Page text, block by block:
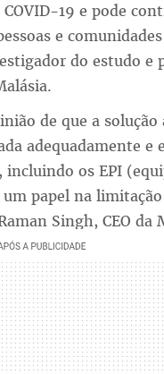
19 e pode
e
do estudo e
de que a
adequadamente e
os EPI
papel na limitação
Singh, CEO da